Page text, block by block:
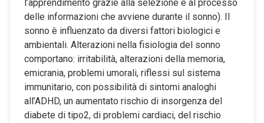
l’apprendimento grazie alla selezione e al processo
delle informazioni che avviene durante il sonno). Il
sonno è influenzato da diversi fattori biologici e
ambientali. Alterazioni nella fisiologia del sonno
comportano: irritabilità, alterazioni della memoria,
emicrania, problemi umorali, riflessi sul sistema
immunitario, con possibilità di sintomi analoghi
all’ADHD, un aumentato rischio di insorgenza del
diabete di tipo2, di problemi cardiaci, del rischio